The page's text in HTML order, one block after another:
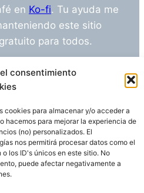
consentimiento
cookies para almacenar y/o acceder a
hacemos para mejorar la experiencia de
(no) personalizados. El
nos permitirá procesar datos como el
los ID's únicos en este sitio. No
puede afectar negativamente a
en Ko-fi. Tu ayuda me
este sitio
para todos.
sugerencia? Escríbeme
Política de cookies